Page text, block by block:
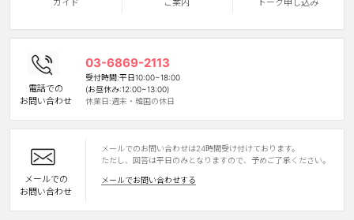
カスタマーサービス
ショッピングガイド
INSTAGRAM TWITTER LINE FACEBOOK
ガイド
ご案内
トーク申し込み
電話での
お問い合わせ
03-6869-2113
受付時間:平日10:00~18:00
(お昼休み:12:00~13:00)
休業日:週末・韓国の休日
メールでの
お問い合わせ
メールでのお問い合わせは24時間受け付けております。
ただし、回答は平日のみとなりますので、予めご了承ください。
メールでお問い合わせする